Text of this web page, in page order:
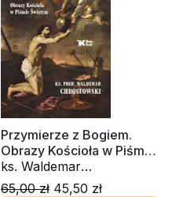
Przymierze z Bogiem.
Obrazy Kościoła w Piśmie
Świętym
ks. Waldemar
Chrostowski
65,00 zł 45,50 zł